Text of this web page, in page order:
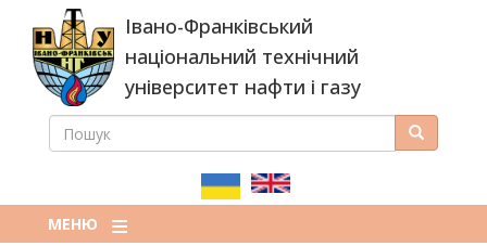
основного
вмісту
Івано-Франківський
національний технічний
університет нафти і газу
ПОШУКОВА
ПОШУК Пошук
МЕНЮ